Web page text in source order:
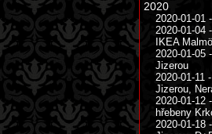
2020
2020-01-01
2020-01-04
IKEA Malmö
2020-01-05
Jizerou
2020-01-11
Jizerou,
2020-01-12
hřebeny
2020-01-18